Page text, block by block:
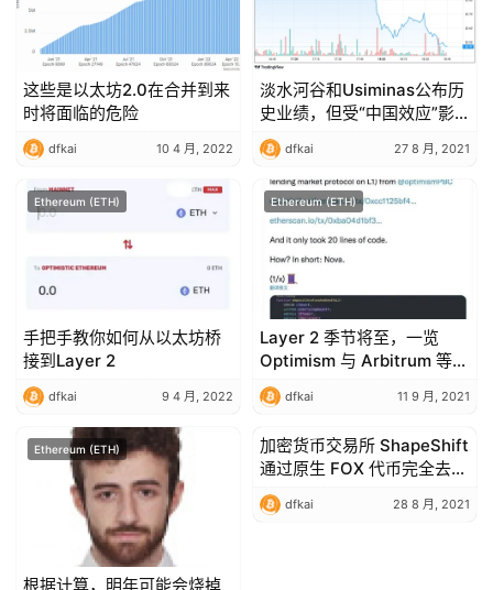
这些是以太坊2.0在合并到来
时将面临的危险
dfkai 10 4 月, 2022
淡水河谷和Usiminas公布历
史业绩，但受“中国效应”影
响
dfkai 27 8 月, 2021
Ethereum (ETH)
手把手教你如何从以太坊桥
接到Layer 2
dfkai 9 4 月, 2022
Ethereum (ETH)
Layer 2 季节将至，一览
Optimism 与 Arbitrum 等种
子项目进展
dfkai 11 9 月, 2021
Ethereum (ETH)
根据计算，明年可能会烧掉
Ethereum (ETH)
加密货币交易所 ShapeShift
通过原生 FOX 代币完全去中
心化治理
dfkai 28 8 月, 2021